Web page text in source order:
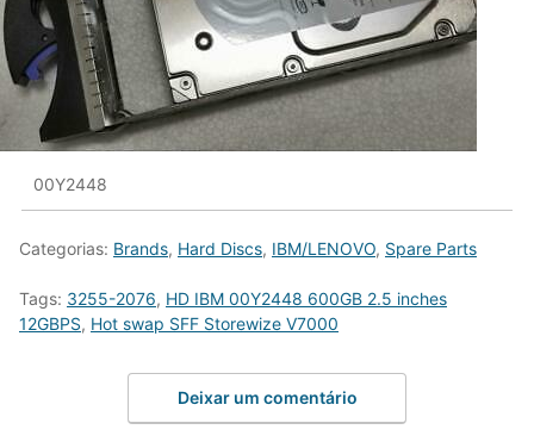
00Y2448
Categorias: Brands, Hard Discs, IBM/LENOVO, Spare Parts
Tags: 3255-2076, HD IBM 00Y2448 600GB 2.5 inches
12GBPS, Hot swap SFF Storewize V7000
Deixar um comentário